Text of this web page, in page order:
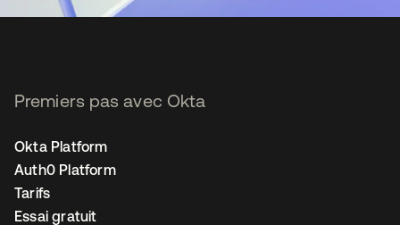
Premiers pas avec Okta
Okta Platform
Auth0 Platform
Tarifs
Essai gratuit